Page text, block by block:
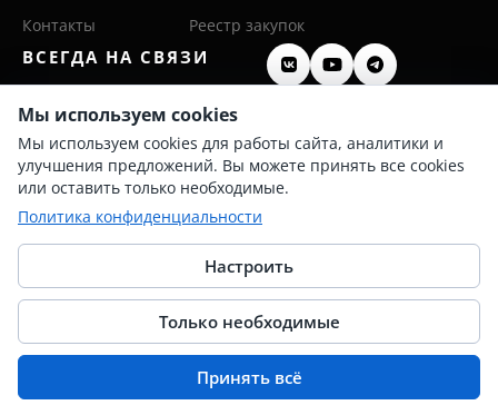
Контакты
Реестр закупок
ВСЕГДА НА СВЯЗИ
8 (800) 600 26 50
8 (342) 255 36 00
info@persis.ru
Политика конфиденциальности
Согласие на обработку ПД
Мы используем cookies
Мы используем cookies для работы сайта, аналитики и
улучшения предложений. Вы можете принять все cookies
или оставить только необходимые.
Политика конфиденциальности
Настроить
Только необходимые
Принять всё